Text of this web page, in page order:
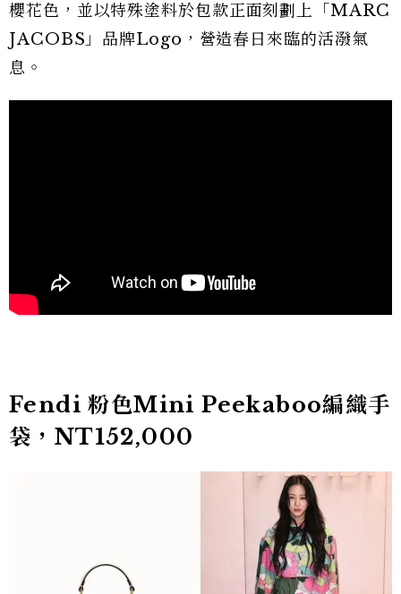
櫻花色，並以特殊塗料於包款正面刻劃上「MARC
JACOBS」品牌Logo，營造春日來臨的活潑氣
息。
Fendi 粉色Mini Peekaboo編織手
袋，NT152,000